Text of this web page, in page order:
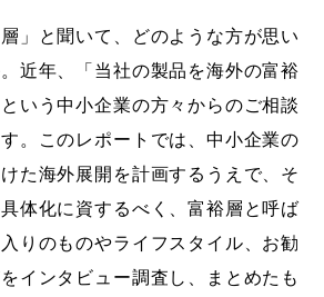
」と聞いて、どのような方が思い
近年、「当社の製品を海外の富裕
いう中小企業の方々からのご相談
。このレポートでは、中小企業の
た海外展開を計画するうえで、そ
体化に資するべく、富裕層と呼ば
りのものやライフスタイル、お勧
インタビュー調査し、まとめたも